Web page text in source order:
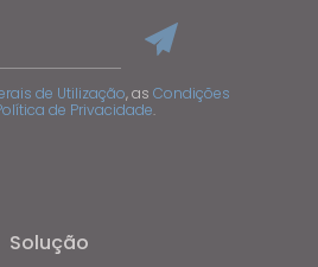
de Utilização, as Condições
de Privacidade.
Solução